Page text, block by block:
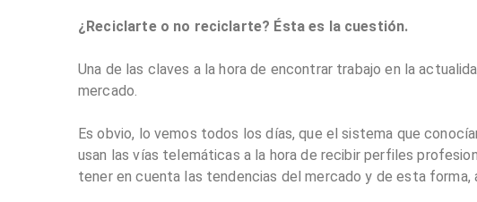
¿Reciclarte o no reciclarte? Ésta es la cuestión.
Una de las claves a la hora de encontrar trabajo en la
mercado.
Es obvio, lo vemos todos los días, que el sistema que
usan las vías telemáticas a la hora de recibir perfiles
tener en cuenta las tendencias del mercado y de esta forma,